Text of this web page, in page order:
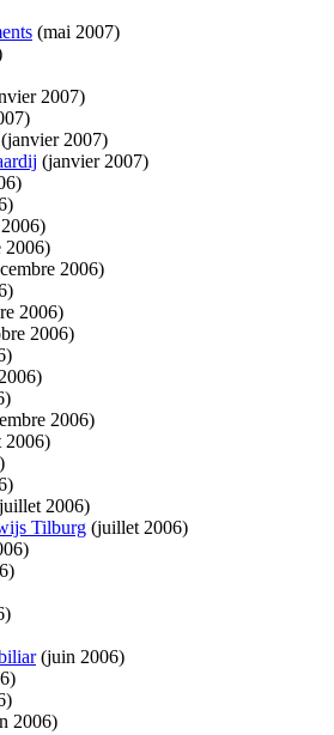
(mai 2007)
2007)
(janvier 2007)
(janvier 2007)
2006)
2006)
2006)
2006)
2006)
2006)
2006)
Tilburg (juillet 2006)
(juin 2006)
2006)